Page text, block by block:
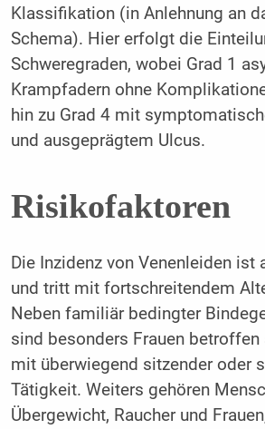
Klassifikation (in Anlehnung an
Schema). Hier erfolgt die
Schweregraden, wobei Grad 1
Krampfadern ohne
hin zu Grad 4 mit
und ausgeprägtem Ulcus.
Risikofaktoren
Die Inzidenz von Venenleiden ist
und tritt mit fortschreitendem
Neben familiär bedingter
sind besonders Frauen
mit überwiegend sitzender oder
Tätigkeit. Weiters gehören
Übergewicht, Raucher und